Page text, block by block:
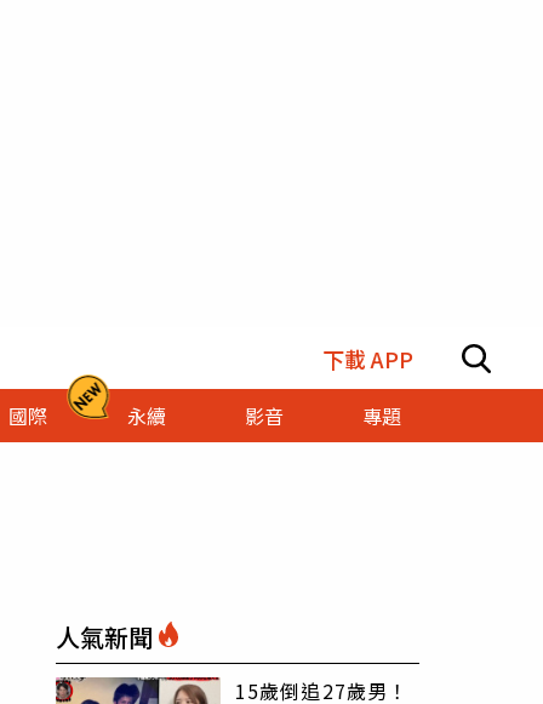
下載 APP
國際 永續 影音 專題
人氣新聞
15歲倒追27歲男！